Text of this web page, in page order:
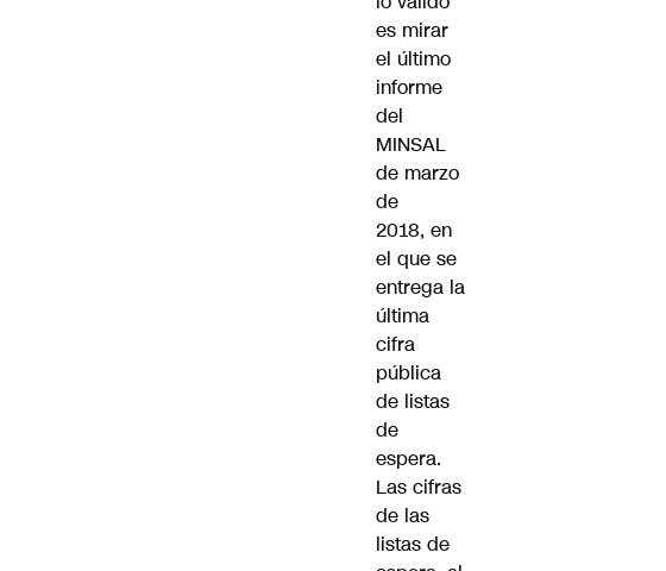
es mirar
el último
informe
del
MINSAL
de marzo
de
2018, en
el que se
entrega la
última
cifra
pública
de listas
de
espera.
Las cifras
de las
listas de